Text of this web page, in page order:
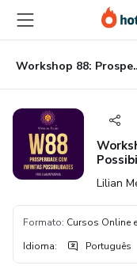
para
conteúdo
principal
para
pagamento
para
rodapé
Workshop 88:
Lilian
Formato: Cursos Online
Idioma: Português